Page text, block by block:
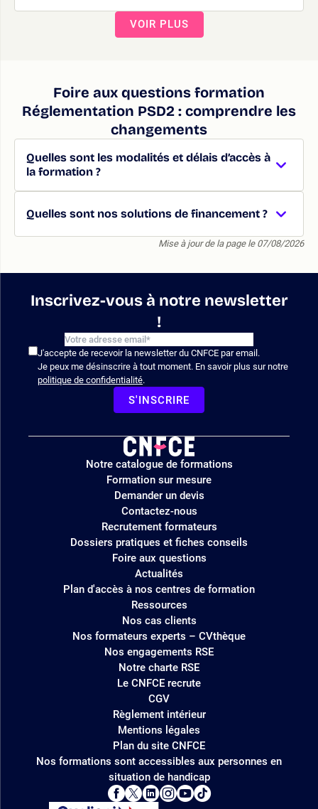
VOIR PLUS
Foire aux questions formation
Réglementation PSD2 : comprendre les
changements
Quelles sont les modalités et délais d’accès à
la formation ?
Quelles sont nos solutions de financement ?
Mise à jour de la page le 07/08/2026
Inscrivez-vous à notre newsletter
!
J'accepte de recevoir la newsletter du CNFCE par email.
Je peux me désinscrire à tout moment. En savoir plus sur notre
politique de confidentialité.
S'INSCRIRE
Logo
site
Notre catalogue de formations
Formation sur mesure
Demander un devis
Contactez-nous
Recrutement formateurs
Dossiers pratiques et fiches conseils
Foire aux questions
Actualités
Plan d'accès à nos centres de formation
Ressources
Nos cas clients
Nos formateurs experts – CVthèque
Nos engagements RSE
Notre charte RSE
Le CNFCE recrute
CGV
Règlement intérieur
Mentions légales
Plan du site CNFCE
Nos formations sont accessibles aux personnes en
situation de handicap